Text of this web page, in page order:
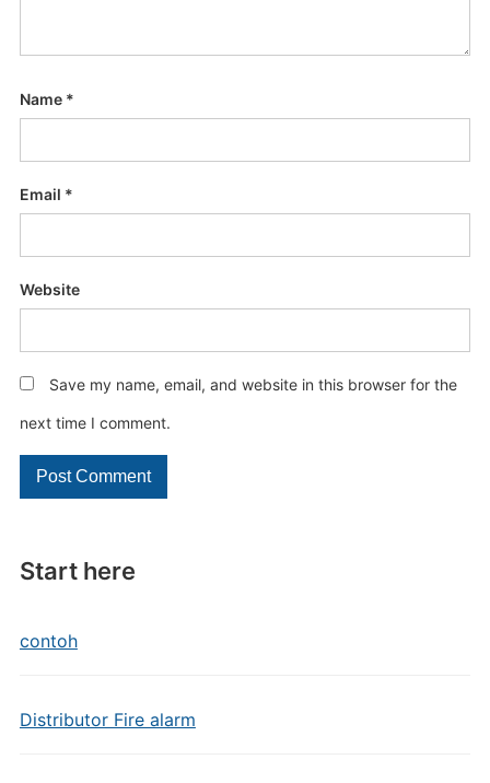
Start here
contoh
Distributor Fire alarm
Name *
Email *
Website
Save my name, email, and website in this browser for the
next time I comment.